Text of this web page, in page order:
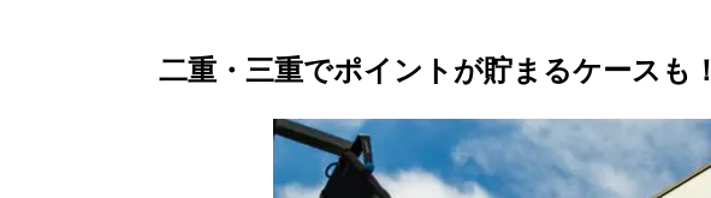
二重・三重でポイントが貯まるケースも！